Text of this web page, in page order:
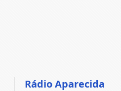
Rádio Aparecida